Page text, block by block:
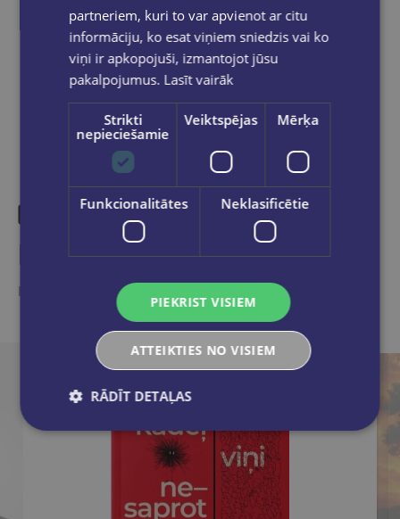
Dalies sociālajos tīklos:
Līdzīgas preces
Ieskaties, varbūt noder
partneriem, kuri to var apvienot ar citu
informāciju, ko esat viņiem sniedzis vai ko
viņi ir apkopojuši, izmantojot jūsu
pakalpojumus. Lasīt vairāk
Strikti
nepieciešamie
Veiktspējas Mērķa
Funkcionalitātes Neklasificētie
PIEKRIST VISIEM
ATTEIKTIES NO VISIEM
RĀDĪT DETAĻAS